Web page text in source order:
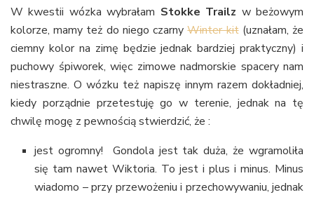
W kwestii wózka wybrałam Stokke Trailz w beżowym
kolorze, mamy też do niego czarnyWinter kit(uznałam, że
ciemny kolor na zimę będzie jednak bardziej praktyczny) i
puchowy śpiworek, więc zimowe nadmorskie spacery nam
niestraszne. O wózku też napiszę innym razem dokładniej,
kiedy porządnie przetestuję go w terenie, jednak na tę
chwilę mogę z pewnością stwierdzić, że :
jest ogromny! Gondola jest tak duża, że wgramoliła
się tam nawet Wiktoria. To jest i plus i minus. Minus
wiadomo – przy przewożeniu i przechowywaniu, jednak